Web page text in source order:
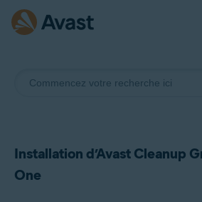
Installation d’Avast Cleanup
One